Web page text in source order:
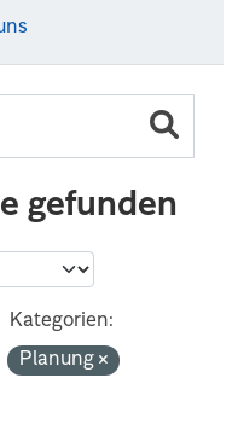
gefunden
Kategorien:
Planung